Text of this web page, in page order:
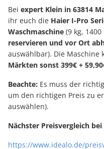
Bei expert Klein in 63814
ihr euch die Haier I-Pro
Waschmaschine (9 kg, 1400
reservieren und vor Ort
auswählbar). Die Maschine
Märkten sonst 399€ +
Beachte: Es muss der
um den richtigen Preis zu
auswählen).
Nächster Preisvergleich
https://www.idealo.de/